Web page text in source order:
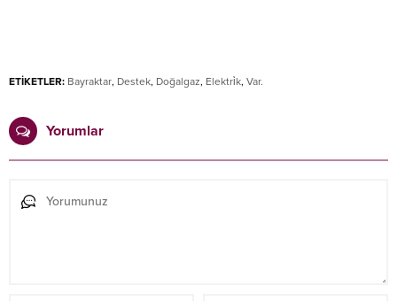
ETİKETLER: Bayraktar, Destek, Doğalgaz, Elektri̇k, Var.
Yorumlar